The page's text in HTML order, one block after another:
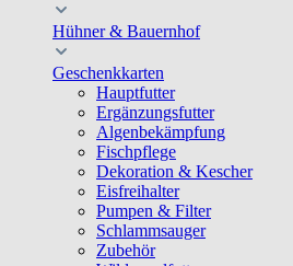
Hühner & Bauernhof
Geschenkkarten
Hauptfutter
Ergänzungsfutter
Algenbekämpfung
Fischpflege
Dekoration & Kescher
Eisfreihalter
Pumpen & Filter
Schlammsauger
Zubehör